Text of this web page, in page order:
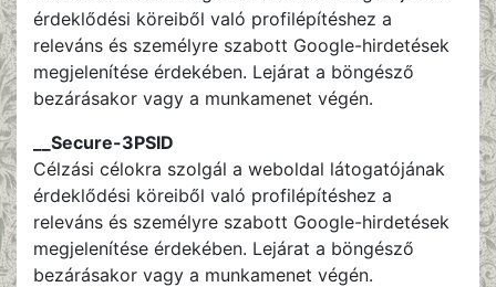
érdeklődési köreiből való profilépítéshez a
releváns és személyre szabott Google-hirdetések
megjelenítése érdekében. Lejárat a böngésző
bezárásakor vagy a munkamenet végén.
__Secure-3PSID
Célzási célokra szolgál a weboldal látogatójának
érdeklődési köreiből való profilépítéshez a
releváns és személyre szabott Google-hirdetések
megjelenítése érdekében. Lejárat a böngésző
bezárásakor vagy a munkamenet végén.